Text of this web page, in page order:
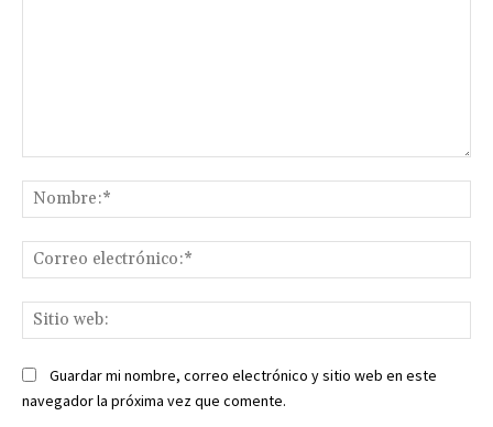
Guardar mi nombre, correo electrónico y sitio web en este
navegador la próxima vez que comente.